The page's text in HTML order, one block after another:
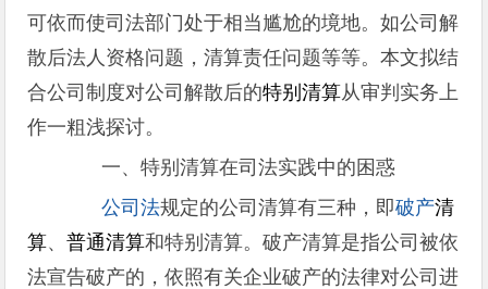
可依而使司法部门处于相当尴尬的境地。如公司解
散后法人资格问题，清算责任问题等等。本文拟结
合公司制度对公司解散后的特别清算从审判实务上
作一粗浅探讨。
一、特别清算在司法实践中的困惑
公司法规定的公司清算有三种，即破产清
算、普通清算和特别清算。破产清算是指公司被依
法宣告破产的，依照有关企业破产的法律对公司进